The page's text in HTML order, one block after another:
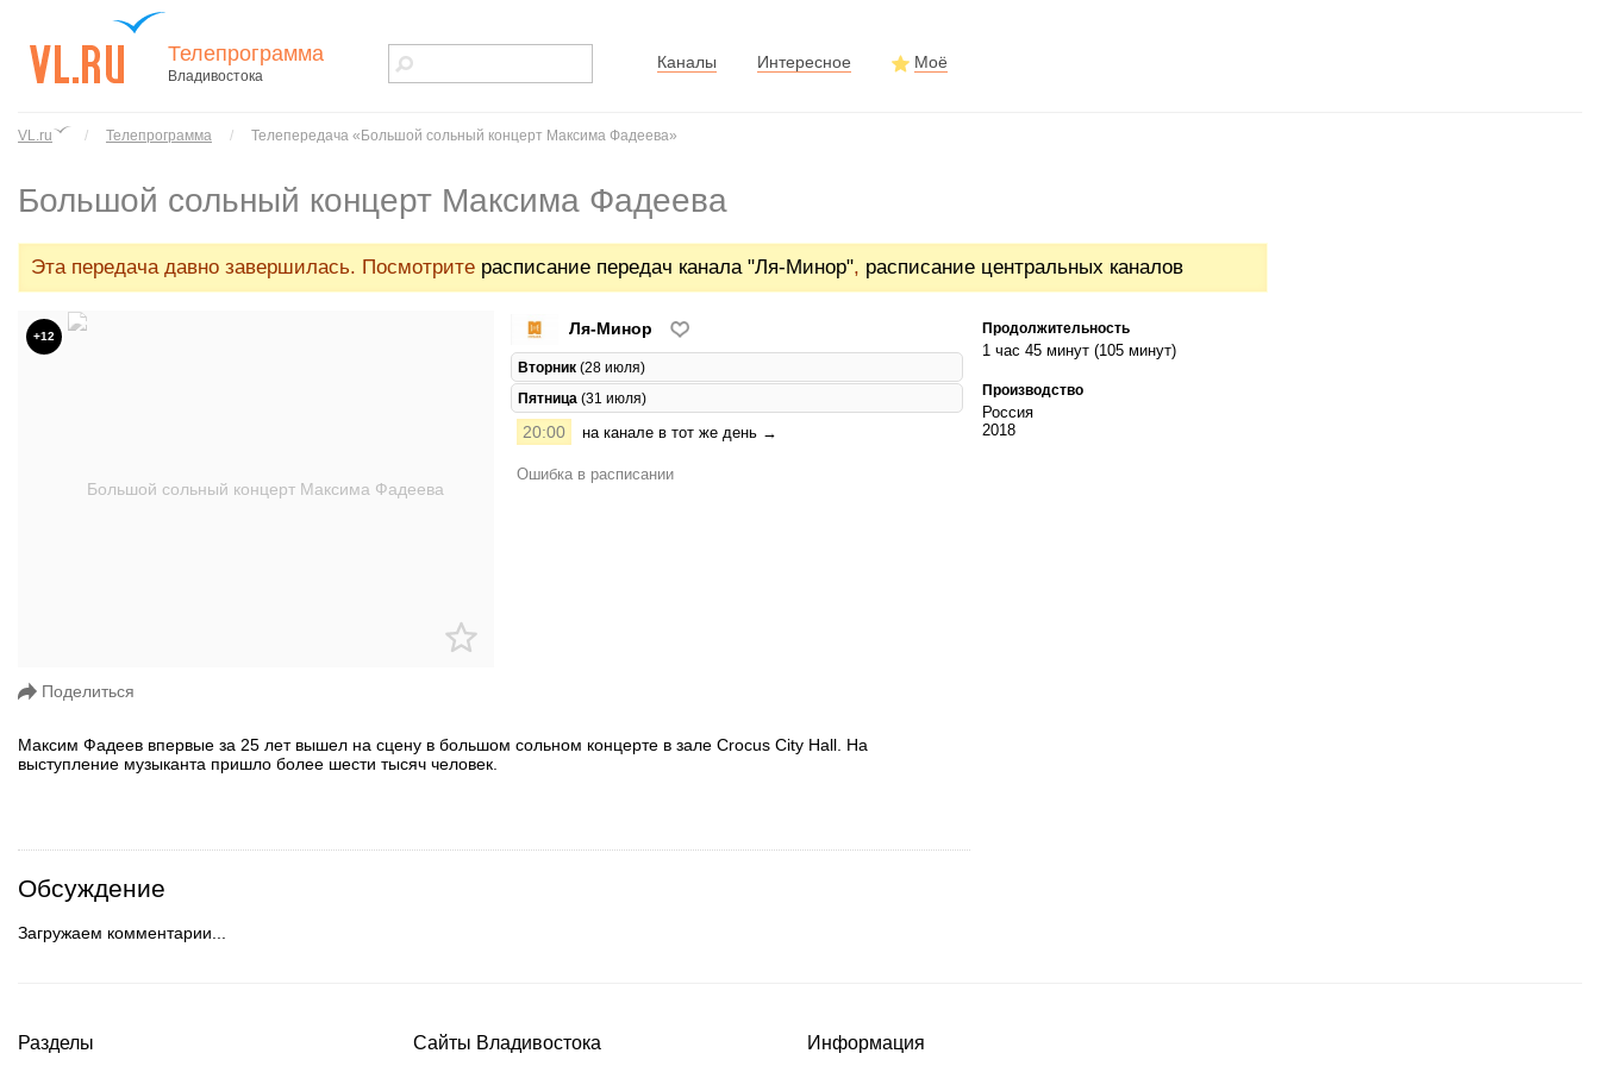
города
Владивостока
Телепрограмма
Владивостока
Каналы Интересное Моё
VL.ru / Телепрограмма / Телепередача «Большой сольный концерт Максима Фадеева»
Большой сольный концерт Максима Фадеева
Эта передача давно завершилась. Посмотрите расписание передач канала "Ля-Минор", расписание центральных каналов
+12
Поделиться
Ля-Минор
Вторник (28 июля)
Пятница (31 июля)
20:00 на канале в тот же день →
Ошибка в расписании
Максим Фадеев впервые за 25 лет вышел на сцену в большом сольном концерте в зале Crocus City Hall. На
выступление музыканта пришло более шести тысяч человек.
Продолжительность
1 час 45 минут (105 минут)
Производство
Россия
2018
Обсуждение
Загружаем комментарии...
Разделы Сайты Владивостока Информация